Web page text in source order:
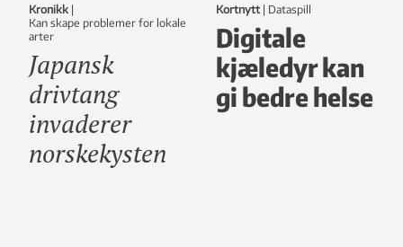
Kronikk |
Kan skape problemer for lokale
arter
Japansk
drivtang
invaderer
norskekysten
Kortnytt | dataspill
Digitale
kjæledyr kan
gi bedre helse